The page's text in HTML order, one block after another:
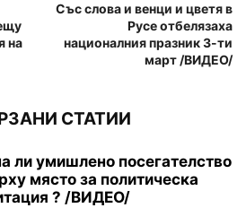
на
Със слова и венци и цветя в
Русе отбелязаха
националния празник 3-ти
март /ВИДЕО/
СТАТИИ
ли умишлено посегателство
място за политическа
? /ВИДЕО/